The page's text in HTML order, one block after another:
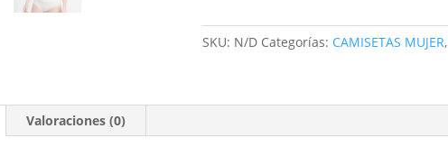
SKU: N/D Categorías: CAMISETAS MUJER,
Valoraciones (0)